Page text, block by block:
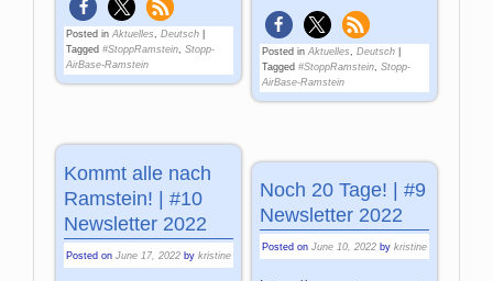
Posted in Aktuelles Deutsch|
Tagged #StoppRamstein, Stopp-
AirBase-Ramstein
Posted in Aktuelles,Deutsch
Tagged #StoppRamstein,Stopp-
AirBase-Ramstein
Kommt alle nach
Ramstein! | #10
Newsletter 2022
Posted onJune 17, 2022 bykristine
Noch 20 Tage! | #9
Newsletter 2022
Posted on June 10, 2022 by kristine